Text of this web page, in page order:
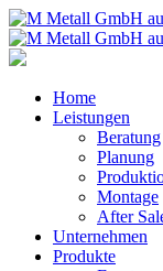
Home
Leistungen
Beratung
Planung
Montage
After
Unternehmen
Produkte